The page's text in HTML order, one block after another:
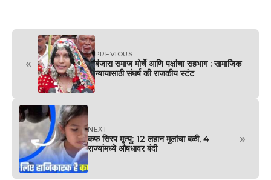
«
PREVIOUS
बंजारा समाज मोर्चे आणि पक्षांचा सहभाग : सामाजिक
न्यायासाठी संघर्ष की राजकीय स्टंट
NEXT
कफ सिरप मृत्यू: 12 लहान मुलांचा बळी, 4
राज्यांमध्ये औषधावर बंदी
»